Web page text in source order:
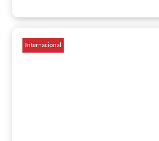
Internacional